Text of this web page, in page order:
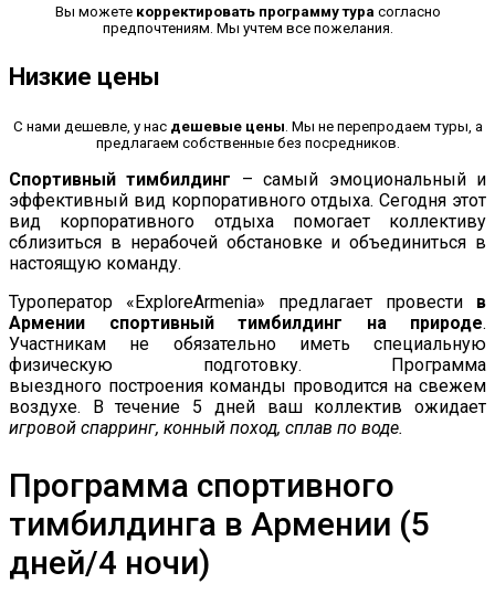
Вы можете корректировать программу тура согласно
предпочтениям. Мы учтем все пожелания.
Низкие цены
С нами дешевле, у нас дешевые цены . Мы не перепродаем туры, а
предлагаем собственные без посредников.
Спортивный тимбилдинг – самый эмоциональный и
эффективный вид корпоративного отдыха. Сегодня этот
вид корпоративного отдыха помогает коллективу
сблизиться в нерабочей обстановке и объединиться в
настоящую команду.
Туроператор «ExploreArmenia» предлагает провести в
Армении спортивный тимбилдинг на природе.
Участникам не обязательно иметь специальную
физическую подготовку. Программа
выездного построения команды проводится на свежем
воздухе. В течение 5 дней ваш коллектив ожидает
игровой спарринг, конный поход, сплав по воде.
Программа спортивного
тимбилдинга в Армении (5
дней/4 ночи)